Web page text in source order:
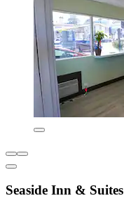
Seaside Inn & Suites